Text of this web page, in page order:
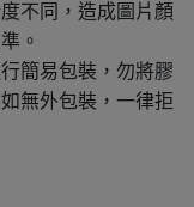
不同，造成圖片顏
。
簡易包裝，勿將膠
無外包裝，一律拒